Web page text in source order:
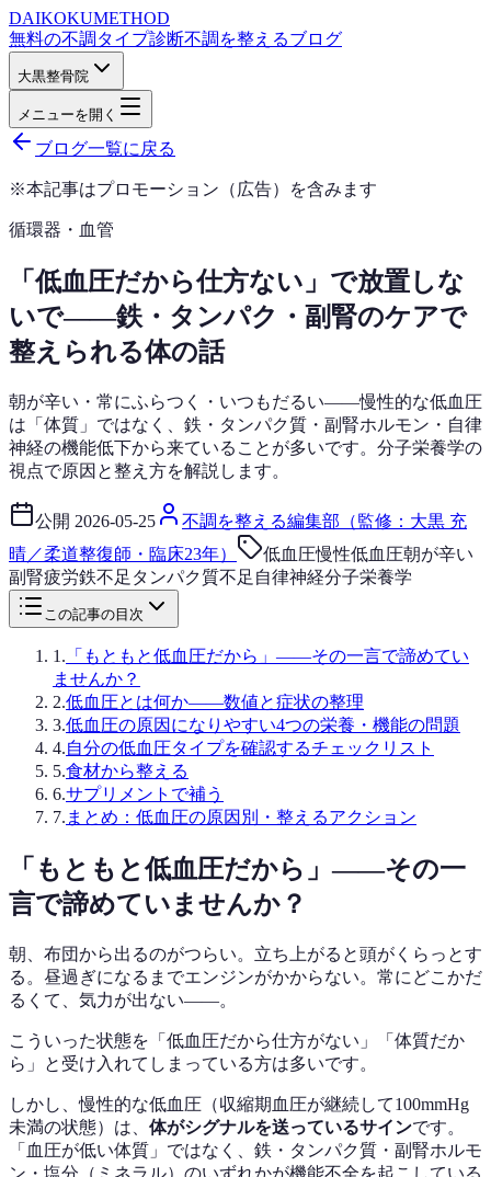
DAIKOKUMETHOD
無料の不調タイプ診断不調を整えるブログ
大黒整骨院
メニューを開く
ブログ一覧に戻る
※本記事はプロモーション（広告）を含みます
循環器・血管
「低血圧だから仕方ない」で放置しな
いで——鉄・タンパク・副腎のケアで
整えられる体の話
朝が辛い・常にふらつく・いつもだるい——慢性的な低血圧
は「体質」ではなく、鉄・タンパク質・副腎ホルモン・自律
神経の機能低下から来ていることが多いです。分子栄養学の
視点で原因と整え方を解説します。
公開 2026-05-25
不調を整える編集部（監修：大黒 充
晴／柔道整復師・臨床23年）
低血圧慢性低血圧朝が辛い
副腎疲労鉄不足 タンパク質不足 自律神経分子栄養学
この記事の目次
1 . 「もともと低血圧だから」——その一言で諦めてい
ませんか？
2.低血圧とは何か——数値と症状の整理
3.低血圧の原因になりやすい4つの栄養・機能の問題
4.自分の低血圧タイプを確認するチェックリスト
5.食材から整える
6.サプリメントで補う
7. まとめ：低血圧の原因別・整えるアクション
「もともと低血圧だから」——その一
言で諦めていませんか？
朝、布団から出るのがつらい。立ち上がると頭がくらっとす
る。昼過ぎになるまでエンジンがかからない。常にどこかだ
るくて、気力が出ない——。
こういった状態を「低血圧だから仕方がない」「体質だか
ら」と受け入れてしまっている方は多いです。
しかし、慢性的な低血圧（収縮期血圧が継続して100mmHg
未満の状態）は、 体がシグナルを送っているサインです。
「血圧が低い体質」ではなく、鉄・タンパク質・副腎ホルモ
ン・塩分（ミネラル）のいずれかが機能不全を起こしている